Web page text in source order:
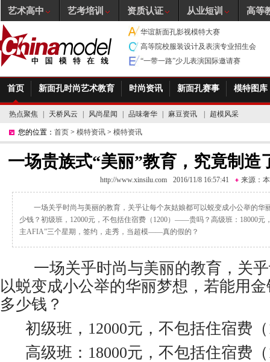
华谊新面孔影视模特大赛
高等院校服装设计及表演专业招生会
“一带一路”少儿表演国际邀请赛
首页 新面孔时尚艺术教育 时尚资讯 新面孔赛事 模特图库
热点聚焦 天桥风云 风尚星闻 品味奢华 麻豆资讯 超模风采
您的位置： 首页 > 模特资讯 > 模特资讯
一场贵族式“美丽”教育，究竟制造
http://www.xinsilu.com 2016/11/8 16:57:41 来源：
一场关乎时尚与美丽的教育，关乎让每个灰姑娘都可以蜕变成小公举的华
少钱？初级班，12000元，不包括住宿费（1200）——贵吗？高级班：18000
主AFIA”三个星期，签约，走秀，当超模——真的假的？
一场关乎时尚与美丽的教育，关乎
以蜕变成小公举的华丽梦想，若能用
多少钱？
初级班，12000元，不包括住宿费
高级班：18000元，不包括住宿费
艺术高中 艺考培训 资质认证 从业短训 高等